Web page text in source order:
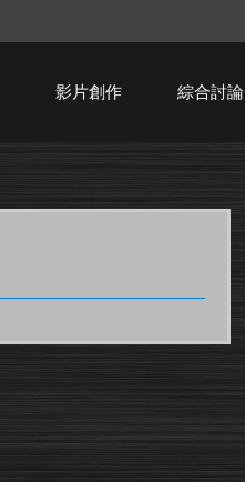
影片創作 綜合討論